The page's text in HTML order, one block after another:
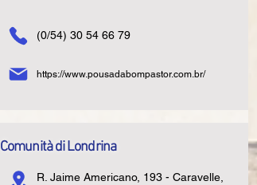
(0/54) 30 54 66 79
https://www.pousadabompastor.com.br/
Comunità di Londrina
R. Jaime Americano, 193 - Caravelle,